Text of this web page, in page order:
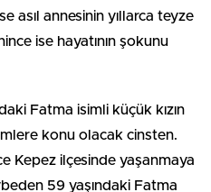
asıl annesinin yıllarca teyze
ise hayatının şokunu
Fatma isimli küçük kızın
konu olacak cinsten.
Kepez ilçesinde yaşanmaya
59 yaşındaki Fatma